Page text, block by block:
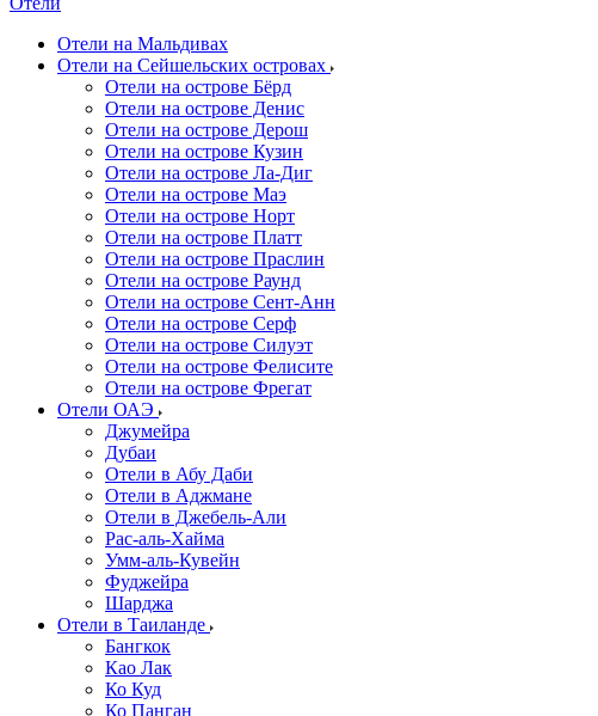
Отели на Мальдивах
Отели на Сейшельских островах
Отели на острове Бёрд
Отели на острове Денис
Отели на острове Дерош
Отели на острове Кузин
Отели на острове Ла-Диг
Отели на острове Маэ
Отели на острове Норт
Отели на острове Платт
Отели на острове Праслин
Отели на острове Раунд
Отели на острове Сент-Анн
Отели на острове Серф
Отели на острове Силуэт
Отели на острове Фелисите
Отели на острове Фрегат
Отели ОАЭ
Джумейра
Дубаи
Отели в Абу Даби
Отели в Аджмане
Отели в Джебель-Али
Рас-аль-Хайма
Умм-аль-Кувейн
Фуджейра
Шарджа
Отели в Таиланде
Бангкок
Као Лак
Ко Куд
Ко Панган